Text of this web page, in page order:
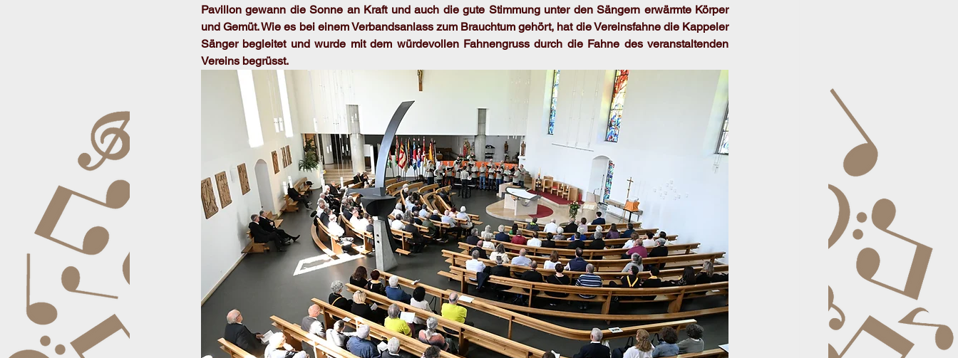
Pavillon gewann die Sonne an Kraft und auch die gute Stimmung unter den Sängern erwärmte Körper
und Gemüt. Wie es bei einem Verbandsanlass zum Brauchtum gehört, hat die Vereinsfahne die Kappeler
Sänger begleitet und wurde mit dem würdevollen Fahnengruss durch die Fahne des veranstaltenden
Vereins begrüsst.